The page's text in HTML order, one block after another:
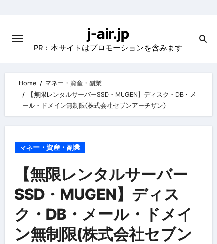
content
j-air.jp
PR：本サイトはプロモーションを含みます
Home
マネー・資産・副業
【無限レンタルサーバーSSD・MUGEN】ディスク・DB・メ
ール・ドメイン無制限(株式会社セブンアーチザン)
マネー・資産・副業
【無限レンタルサーバー
SSD・MUGEN】ディス
ク・DB・メール・ドメイ
ン無制限(株式会社セブン